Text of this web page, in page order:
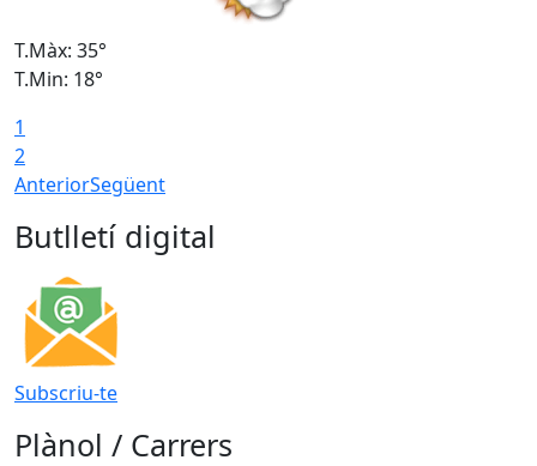
T.Màx: 35°
T.Min: 18°
1
2
AnteriorSegüent
Butlletí digital
Subscriu-te
Plànol / Carrers